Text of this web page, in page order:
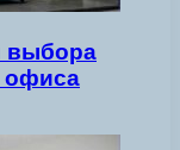
выбора
офиса